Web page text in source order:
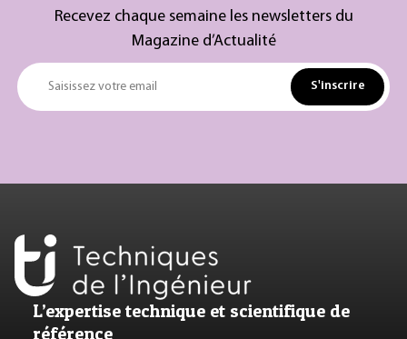
Recevez chaque semaine les newsletters du
Magazine d’Actualité
Saisissez votre email S'inscrire
L’expertise technique et scientifique de
référence